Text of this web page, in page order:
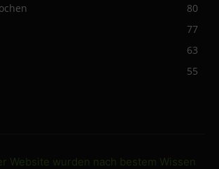
80
77
63
55
Website wurden nach bestem Wissen